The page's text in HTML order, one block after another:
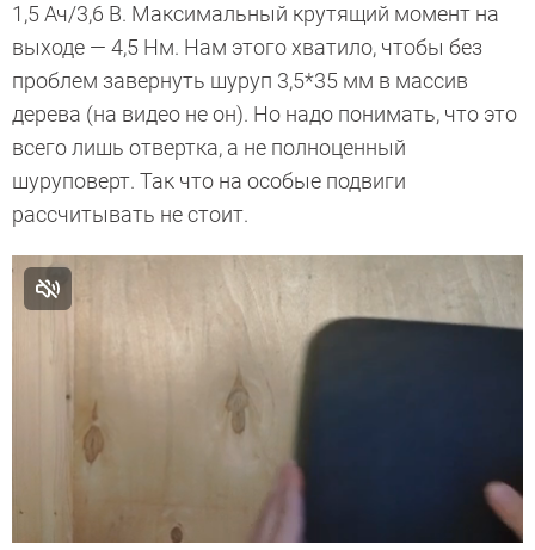
1,5 Ач/3,6 В. Максимальный крутящий момент на
выходе — 4,5 Нм. Нам этого хватило, чтобы без
проблем завернуть шуруп 3,5*35 мм в массив
дерева (на видео не он). Но надо понимать, что это
всего лишь отвертка, а не полноценный
шуруповерт. Так что на особые подвиги
рассчитывать не стоит.